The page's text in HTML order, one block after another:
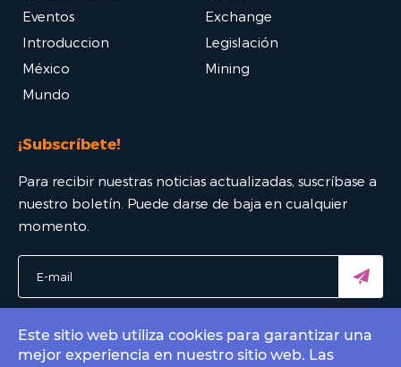
Eventos
Exchange
Introduccion
Legislación
México
Mining
Mundo
¡Subscríbete!
Para recibir nuestras noticias actualizadas, suscríbase a
nuestro boletín. Puede darse de baja en cualquier
momento.
Este sitio web utiliza cookies para garantizar una
mejor experiencia en nuestro sitio web. Las